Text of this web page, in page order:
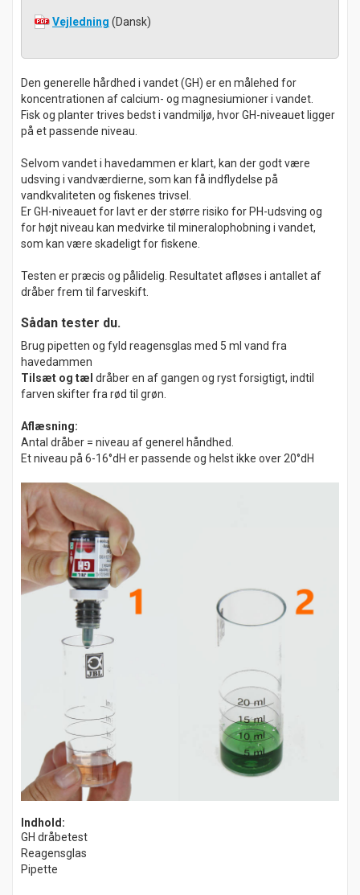
Vejledning (Dansk)
Den generelle hårdhed i vandet (GH) er en målehed for
koncentrationen af calcium- og magnesiumioner i vandet.
Fisk og planter trives bedst i vandmiljø, hvor GH-niveauet ligger
på et passende niveau.
Selvom vandet i havedammen er klart, kan der godt være
udsving i vandværdierne, som kan få indflydelse på
vandkvaliteten og fiskenes trivsel.
Er GH-niveauet for lavt er der større risiko for PH-udsving og
for højt niveau kan medvirke til mineralophobning i vandet,
som kan være skadeligt for fiskene.
Testen er præcis og pålidelig. Resultatet afløses i antallet af
dråber frem til farveskift.
Sådan tester du.
Brug pipetten og fyld reagensglas med 5 ml vand fra
havedammen
Tilsæt og tæl dråber en af gangen og ryst forsigtigt, indtil
farven skifter fra rød til grøn.
Aflæsning:
Antal dråber = niveau af generel håndhed.
Et niveau på 6-16°dH er passende og helst ikke over 20°dH
Indhold:
GH dråbetest
Reagensglas
Pipette